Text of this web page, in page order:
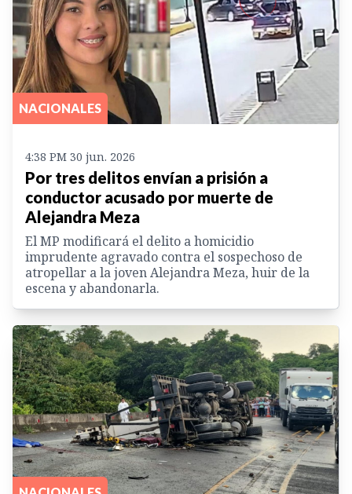
NACIONALES
4:38 PM 30 jun. 2026
Por tres delitos envían a prisión a
conductor acusado por muerte de
Alejandra Meza
El MP modificará el delito a homicidio
imprudente agravado contra el sospechoso de
atropellar a la joven Alejandra Meza, huir de la
escena y abandonarla.